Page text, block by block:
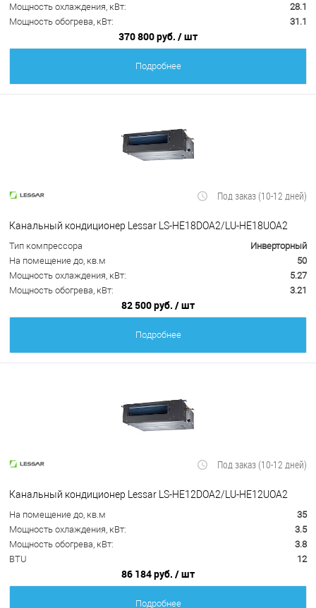
Мощность охлаждения, кВт:
28.1
Мощность обогрева, кВт:
31.1
370 800 руб. / шт
Подробнее
Под заказ (10-12 дней)
Канальный кондиционер Lessar LS-HE18DOA2/LU-HE18UOA2
Тип компрессора
Инверторный
На помещение до, кв.м
50
Мощность охлаждения, кВт:
5.27
Мощность обогрева, кВт:
3.21
82 500 руб. / шт
Подробнее
Под заказ (10-12 дней)
Канальный кондиционер Lessar LS-HE12DOA2/LU-HE12UOA2
На помещение до, кв.м
35
Мощность охлаждения, кВт:
3.5
Мощность обогрева, кВт:
3.8
BTU
12
86 184 руб. / шт
Подробнее